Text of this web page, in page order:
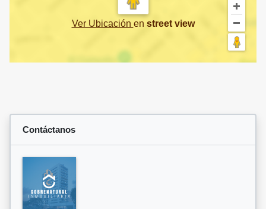
Ver Ubicación en street view
Contáctanos